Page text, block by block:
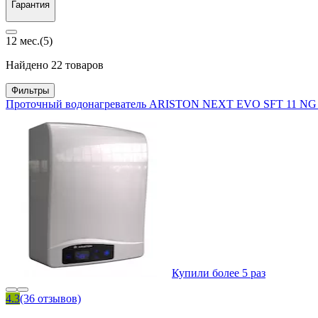
Гарантия
12 мес.(5)
Найдено 22 товаров
Фильтры
Проточный водонагреватель ARISTON NEXT EVO SFT 11
Купили более 5 раз
4.3(36 отзывов)